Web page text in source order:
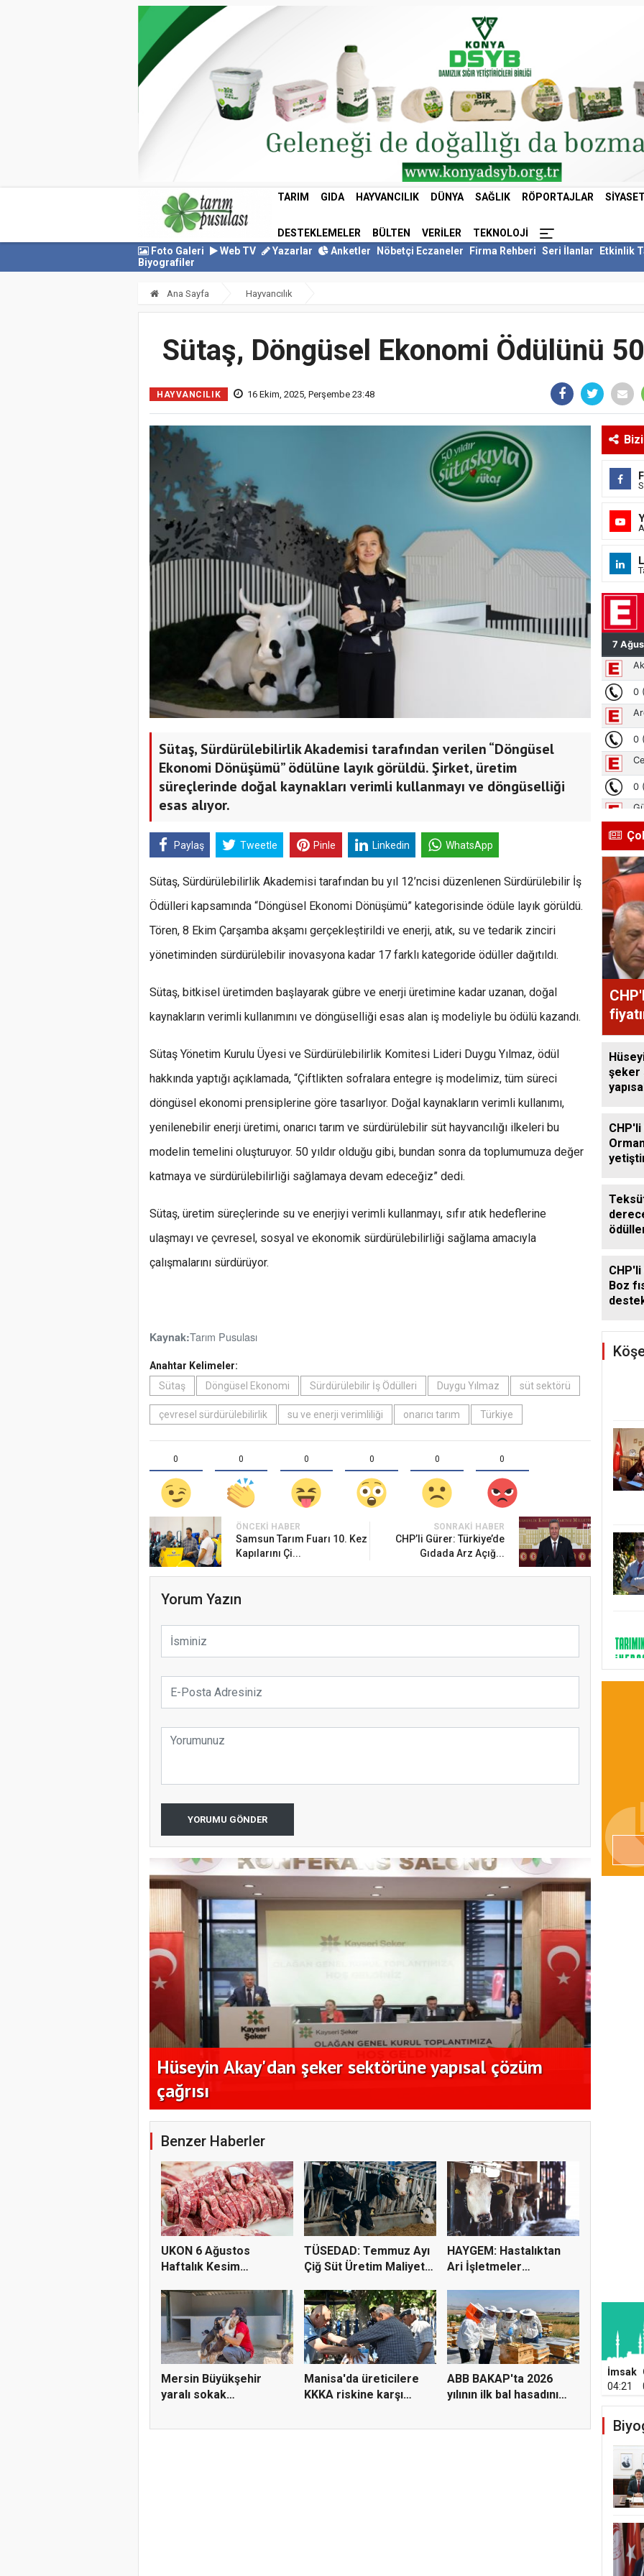
TARIM GIDA HAYVANCILIK DÜNYA SAĞLIK RÖPORTAJLAR SIYASET
DESTEKLEMELER BÜLTEN VERILER
TEKNOLOJI
Foto Galeri
Web TV Yazarlar Anketler Nöbetçi Eczaneler Firma Rehberi Seri İlanlar
Etkinlik
Biyografiler
Ana Sayfa Hayvancılık
Sütaş, Döngüsel Ekonomi Ödülünü 50.
HAYVANCILIK 16 Ekim, 2025, Perşembe 23:48
Sütaş, Sürdürülebilirlik Akademisi tarafından verilen “Döngüsel
Ekonomi Dönüşümü” ödülüne layık görüldü. Şirket, üretim
süreçlerinde doğal kaynakları verimli kullanmayı ve döngüselliği
esas alıyor.
Paylaş Tweetle Pinle Linkedin WhatsApp
Sütaş, Sürdürülebilirlik Akademisi tarafından bu yıl 12’ncisi düzenlenen Sürdürülebilir İş
Ödülleri kapsamında “Döngüsel Ekonomi Dönüşümü” kategorisinde ödüle layık görüldü.
Tören, 8 Ekim Çarşamba akşamı gerçekleştirildi ve enerji, atık, su ve tedarik zinciri
yönetiminden sürdürülebilir inovasyona kadar 17 farklı kategoride ödüller dağıtıldı.
Sütaş, bitkisel üretimden başlayarak gübre ve enerji üretimine kadar uzanan, doğal
kaynakların verimli kullanımını ve döngüselliği esas alan iş modeliyle bu ödülü kazandı.
Sütaş Yönetim Kurulu Üyesi ve Sürdürülebilirlik Komitesi Lideri Duygu Yılmaz, ödül
hakkında yaptığı açıklamada, “Çiftlikten sofralara entegre iş modelimiz, tüm süreci
döngüsel ekonomi prensiplerine göre tasarlıyor. Doğal kaynakların verimli kullanımı,
yenilenebilir enerji üretimi, onarıcı tarım ve sürdürülebilir süt hayvancılığı ilkeleri bu
modelin temelini oluşturuyor. 50 yıldır olduğu gibi, bundan sonra da toplumumuza değer
katmaya ve sürdürülebilirliği sağlamaya devam edeceğiz” dedi.
Sütaş, üretim süreçlerinde su ve enerjiyi verimli kullanmayı, sıfır atık hedeflerine
ulaşmayı ve çevresel, sosyal ve ekonomik sürdürülebilirliği sağlama amacıyla
çalışmalarını sürdürüyor.
Kaynak:Tarım Pusulası
Anahtar Kelimeler:
Sütaş
Döngüsel Ekonomi Sürdürülebilir İş Ödülleri Duygu Yılmaz süt sektörü
çevresel sürdürülebilirlik su ve enerji verimliliği onarıcı tarım Türkiye
0 0 0 0 0 0
ÖNCEKI HABER
Samsun Tarım Fuarı 10. Kez
Kapılarını Çi...
SONRAKI HABER
CHP’li Gürer: Türkiye’de
Gıdada Arz Açığ...
Yorum Yazın
YORUMU GÖNDER
Hüseyin Akay'dan şeker sektörüne yapısal çözüm
çağrısı
Benzer Haberler
UKON 6 Ağustos
Haftalık Kesim
TÜSEDAD: Temmuz Ayı
Çiğ Süt Üretim Maliyeti
HAYGEM: Hastalıktan
Ari İşletmeler
Mersin Büyükşehir
yaralı sokak
Manisa'da üreticilere
KKKA riskine karşı
ABB BAKAP'ta 2026
yılının ilk bal hasadını
şeker
Boz
İmsak
04:21